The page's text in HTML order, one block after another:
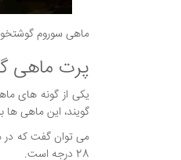
ماهی سوروم
پرت ماهی
یکی از گونه های
گویند، این ماهی
می توان گفت که در
28 درجه است.